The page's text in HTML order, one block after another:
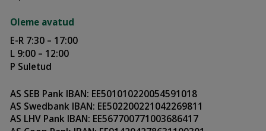
Oleme avatud
E-R 7:30 – 17:00
L 9:00 – 12:00
P Suletud
AS SEB Pank IBAN: EE501010220054591018
AS Swedbank IBAN: EE502200221042269811
AS LHV Pank IBAN: EE567700771003686417